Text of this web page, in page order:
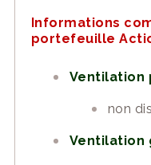
Informations
portefeuille
Ventilation
non
Ventilation